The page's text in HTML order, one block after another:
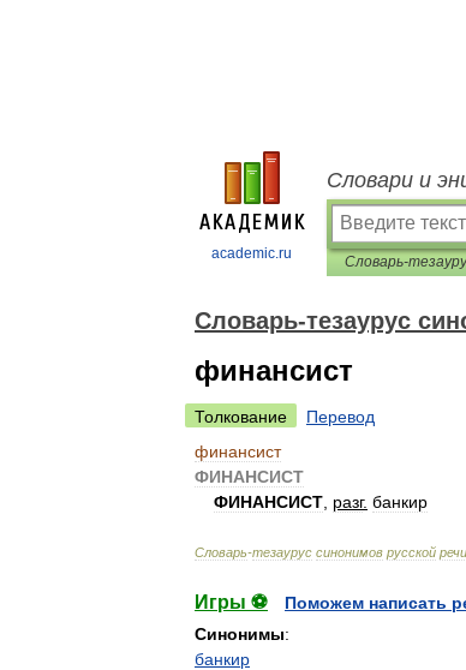
academic.ru
Словари и
Словарь-тезаурус
финансист
Толкование
Перевод
финансист
ФИНАНСИСТ
ФИНАНСИСТ разг. банкир
Словарь-тезаурус синонимов русской речи
Игры ⚽
Поможем написать
Синонимы:
банкир